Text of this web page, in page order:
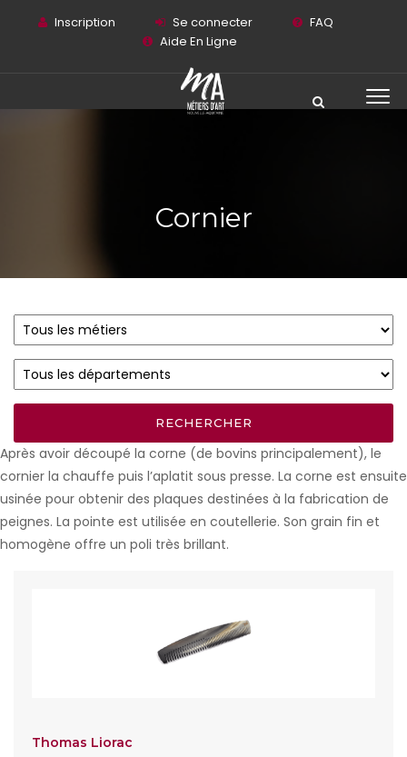
Inscription Se connecter
FAQ
Aide En Ligne
Cornier
Après avoir découpé la corne (de bovins principalement), le
cornier la chauffe puis l’aplatit sous presse. La corne est ensuite
usinée pour obtenir des plaques destinées à la fabrication de
peignes. La pointe est utilisée en coutellerie. Son grain fin et
homogène offre un poli très brillant.
Thomas Liorac